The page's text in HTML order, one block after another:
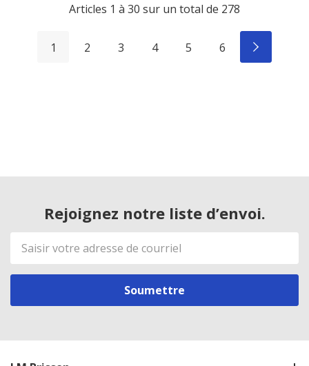
Articles 1 à 30 sur un total de 278
1 2 3 4 5 6
Rejoignez notre liste d’envoi.
Adresse
de
courriel